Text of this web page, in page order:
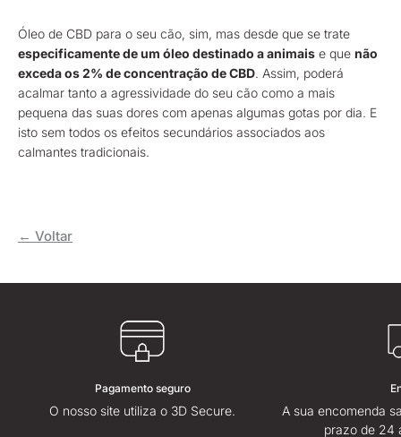
Óleo de CBD para o seu cão, sim, mas desde que se trate
especificamente de um óleo destinado a animais e que não
exceda os 2% de concentração de CBD. Assim, poderá
acalmar tanto a agressividade do seu cão como a mais
pequena das suas dores com apenas algumas gotas por dia. E
isto sem todos os efeitos secundários associados aos
calmantes tradicionais.
← Voltar
Pagamento seguro
O nosso site utiliza o 3D Secure.
A sua encomenda
prazo de 24